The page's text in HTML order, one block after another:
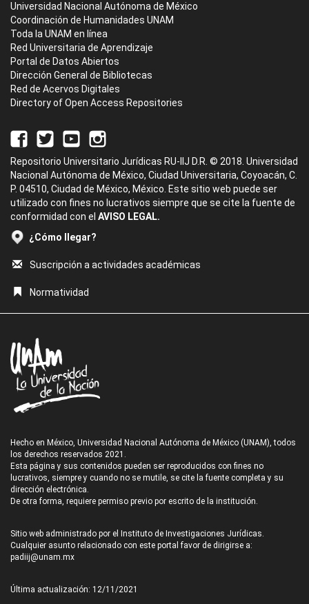
Universidad Nacional Autónoma de México
Coordinación de Humanidades UNAM
Toda la UNAM en línea
Red Universitaria de Aprendizaje
Portal de Datos Abiertos
Dirección General de Bibliotecas
Red de Acervos Digitales
Directory of Open Access Repositories
Repositorio Universitario Jurídicas RU-IIJ D.R. © 2018. Universidad
Nacional Autónoma de México, Ciudad Universitaria, Coyoacán, C.
P. 04510, Ciudad de México, México. Este sitio web puede ser
utilizado con fines no lucrativos siempre que se cite la fuente de
conformidad con el AVISO LEGAL.
¿Cómo llegar?
Suscripción a actividades académicas
Normatividad
Hecho en México, Universidad Nacional Autónoma de México (UNAM), todos
los derechos reservados 2021.
Esta página y sus contenidos pueden ser reproducidos con fines no
lucrativos, siempre y cuando no se mutile, se cite la fuente completa y su
dirección electrónica.
De otra forma, requiere permiso previo por escrito de la institución.
Sitio web administrado por el Instituto de Investigaciones Jurídicas.
Cualquier asunto relacionado con este portal favor de dirigirse a:
padiij@unam.mx
Última actualización: 12/11/2021